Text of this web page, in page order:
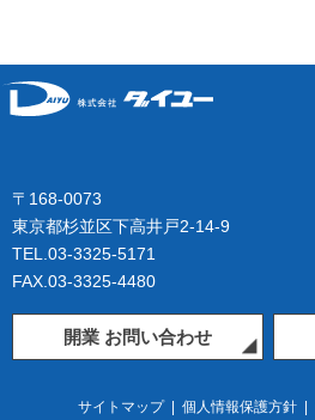
ー
ジ
送
〒168-0073
東京都杉並区下高井戸2-14-9
TEL.03-3325-5171
FAX.03-3325-4480
開業 お問い合わせ
サイトマップ| 個人情報保護方針